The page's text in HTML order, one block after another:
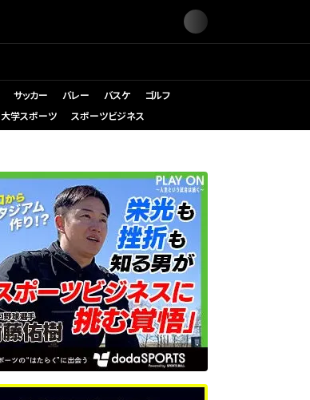
サッカー バレー バスケ
ゴルフ
大学スポーツ スポーツビジネス